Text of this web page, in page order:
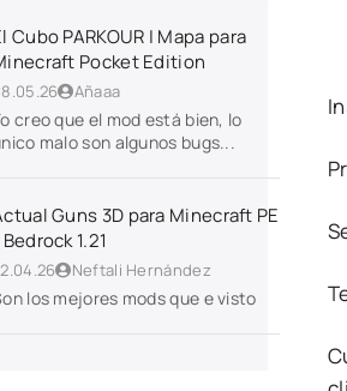
Cubo PARKOUR | Mapa para
Pocket Edition
Añaaa
creo que el mod está bien, lo
malo son algunos bugs...
Guns 3D para Minecraft PE
1.21
Neftali Hernández
los mejores mods que e visto